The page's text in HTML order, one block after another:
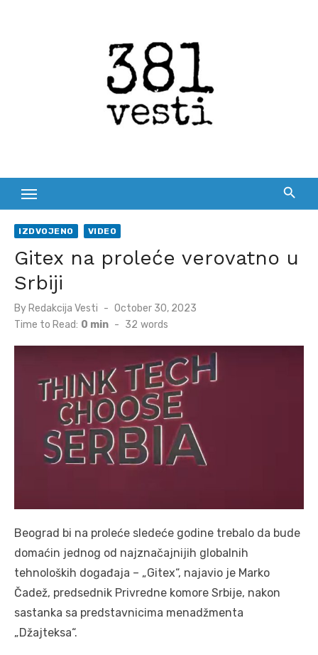
IZDVOJENO VIDEO
Gitex na proleće verovatno u
Srbiji
By Redakcija Vesti
Posted
October 30, 2023
Time to Read: 0 min - 32 words
Beograd bi na proleće sledeće godine trebalo da bude
domaćin jednog od najznačajnijih globalnih
tehnoloških događaja – „Gitex“, najavio je Marko
Čadež, predsednik Privredne komore Srbije, nakon
sastanka sa predstavnicima menadžmenta
„Džajteksa“.